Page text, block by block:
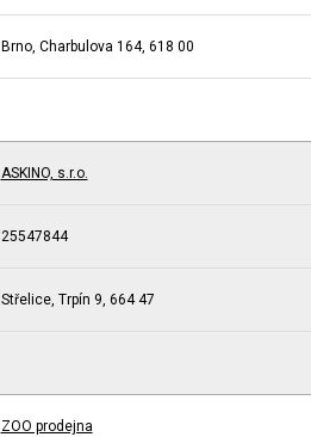
Brno, Charbulova 164, 618 00
ASKINO, s.r.o.
25547844
Střelice, Trpín 9, 664 47
ZOO prodejna